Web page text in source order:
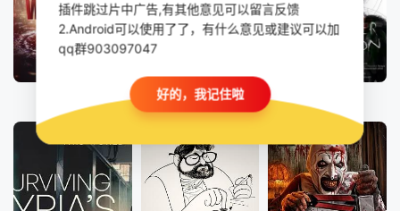
超越极限：走进多动症的心灵：克服失败
插件跳过片中广告,有其他意见可以留言反馈
2.Android可以使用了了，有什么意见或建议可以加
qq群903097047
好的，我记住啦